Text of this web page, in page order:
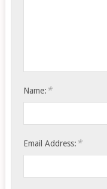
Name: *
Email Address: *